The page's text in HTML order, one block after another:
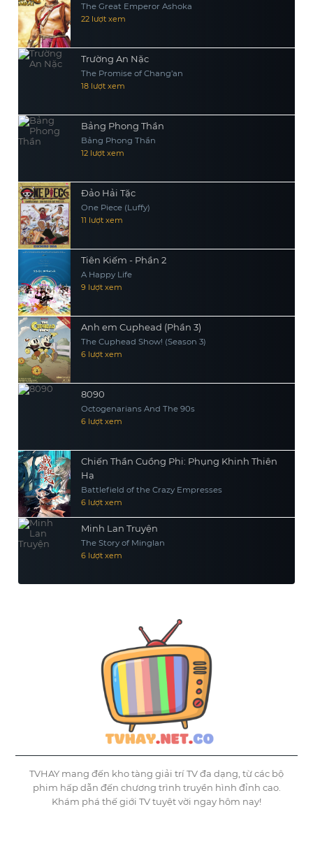
The Great Emperor Ashoka
22 lượt xem
Trường An Nặc
The Promise of Chang’an
18 lượt xem
Bảng Phong Thần
Bảng Phong Thần
12 lượt xem
Đảo Hải Tặc
One Piece (Luffy)
11 lượt xem
Tiên Kiếm - Phần 2
A Happy Life
9 lượt xem
Anh em Cuphead (Phần 3)
The Cuphead Show! (Season 3)
6 lượt xem
8090
Octogenarians And The 90s
6 lượt xem
Chiến Thần Cuồng Phi: Phụng Khinh Thiên
Hạ
Battlefield of the Crazy Empresses
6 lượt xem
Minh Lan Truyện
The Story of Minglan
6 lượt xem
TVHAY mang đến kho tàng giải trí TV đa dạng, từ các bộ
phim hấp dẫn đến chương trình truyền hình đỉnh cao.
Khám phá thế giới TV tuyệt vời ngay hôm nay!